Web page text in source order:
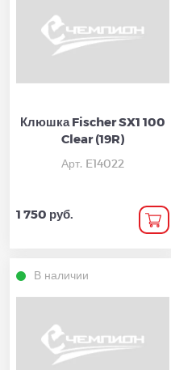
Клюшка Fischer SX1 100
Clear (19R)
Арт. E14022
1 750 руб.
В наличии